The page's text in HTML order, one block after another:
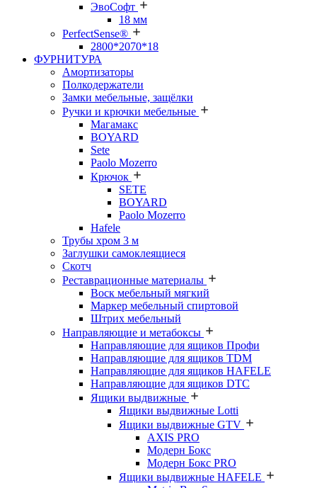
ЭвоСофт
18 мм
PerfectSense®
2800*2070*18
ФУРНИТУРА
Амортизаторы
Полкодержатели
Замки мебельные, защёлки
Ручки и крючки мебельные
Магамакс
BOYARD
Sete
Paolo Mozerro
Крючок
SETE
BOYARD
Paolo Mozerro
Hafele
Трубы хром 3 м
Заглушки самоклеящиеся
Скотч
Реставрационные материалы
Воск мебельный мягкий
Маркер мебельный спиртовой
Штрих мебельный
Направляющие и метабоксы
Направляющие для ящиков Профи
Направляющие для ящиков TDM
Направляющие для ящиков HAFELE
Направляющие для ящиков DTC
Ящики выдвижные
Ящики выдвижные Lotti
Ящики выдвижные GTV
AXIS PRO
Модерн Бокс
Модерн Бокс PRO
Ящики выдвижные HAFELE